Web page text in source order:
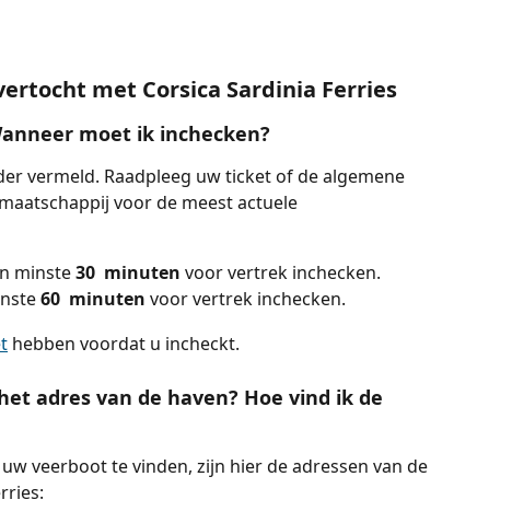
met Corsica Sardinia Ferries
moet ik inchecken?
vermeld. Raadpleeg uw ticket of de algemene
voor de meest actuele
minste 30 minuten voor vertrek inchecken.
60 minuten voor vertrek inchecken.
hebben voordat u incheckt.
adres van de haven? Hoe vind ik de
veerboot te vinden, zijn hier de adressen van de